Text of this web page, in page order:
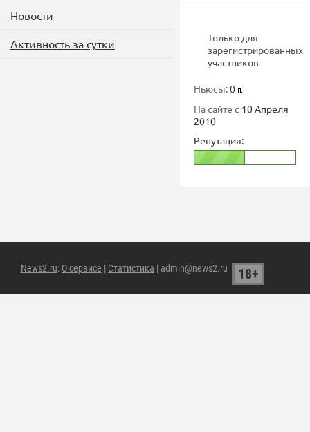
Новости
Активность за сутки
Только для
зарегистрированных
участников
Ньюсы:0
На сайте с 10 Апреля
2010
Репутация:
News2.ru: О сервисе | Статистика | admin@news2.ru 18+